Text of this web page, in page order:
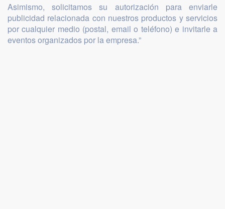
Asimismo, solicitamos su autorización para enviarle
publicidad relacionada con nuestros productos y servicios
por cualquier medio (postal, email o teléfono) e invitarle a
eventos organizados por la empresa.”